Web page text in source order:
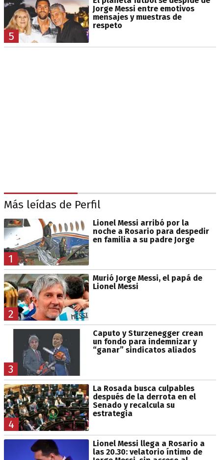
5
Jorge Messi entre emotivos
mensajes y muestras de
respeto
Más leídas de Perfil
1
Lionel Messi arribó por la
noche a Rosario para despedir
en familia a su padre Jorge
2
Murió Jorge Messi, el papá de
Lionel Messi
3
Caputo y Sturzenegger crean
un fondo para indemnizar y
“ganar” sindicatos aliados
4
La Rosada busca culpables
después de la derrota en el
Senado y recalcula su
estrategia
Lionel Messi llega a Rosario a
las 20.30: velatorio íntimo de